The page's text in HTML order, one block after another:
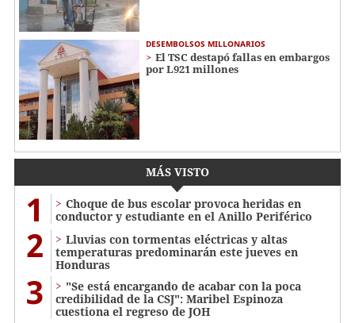
DESEMBOLSOS MILLONARIOS
El TSC destapó fallas en embargos
por L921 millones
MÁS VISTO
1
Choque de bus escolar provoca heridas en
conductor y estudiante en el Anillo Periférico
2
Lluvias con tormentas eléctricas y altas
temperaturas predominarán este jueves en
Honduras
3
"Se está encargando de acabar con la poca
credibilidad de la CSJ": Maribel Espinoza
cuestiona el regreso de JOH